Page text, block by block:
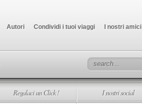
Autori Condividi i tuoi viaggi I nostri amici
Regalaci un Click ! I nostri social